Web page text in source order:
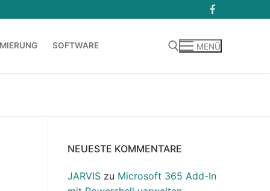
SOFTWARE MENÜ
NEUESTE KOMMENTARE
JARVIS zu Microsoft 365 Add-In